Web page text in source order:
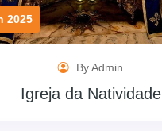
2025
By Admin
Igreja da Natividade